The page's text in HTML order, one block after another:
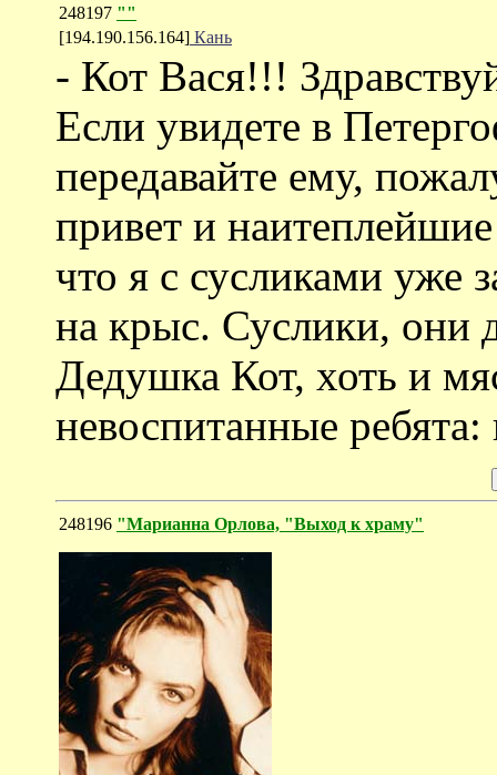
248197 ""
[194.190.156.164] Кань
- Кот Вася!!!
Если увидете в
передавайте ему,
привет и
что я с сусликами уже
на крыс. Суслики, они
Дедушка Кот, хоть и
невоспитанные
248196 "Марианна Орлова, "Выход к храму"